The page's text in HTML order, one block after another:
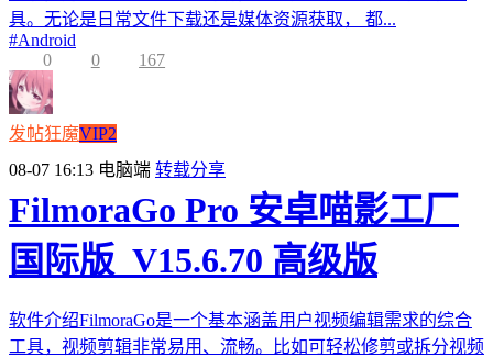
具。无论是日常文件下载还是媒体资源获取， 都...
#Android
0
0 167
发帖狂魔VIP2
08-07 16:13 电脑端 转载分享
FilmoraGo Pro 安卓喵影工厂
国际版_V15.6.70 高级版
软件介绍FilmoraGo是一个基本涵盖用户视频编辑需求的综合
工具，视频剪辑非常易用、流畅。比如可轻松修剪或拆分视频